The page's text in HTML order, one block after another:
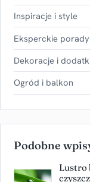
Inspiracje i style
Eksperckie porady
Dekoracje i
Ogród i balkon
Podobne
Lustro